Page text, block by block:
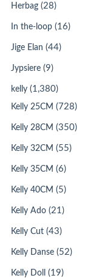
Herbag (28)
In the-loop (16)
Jige Elan (44)
Jypsiere (9)
kelly (1,380)
Kelly 25CM (728)
Kelly 28CM (350)
Kelly 32CM (55)
Kelly 35CM (6)
Kelly 40CM (5)
Kelly Ado (21)
Kelly Cut (43)
Kelly Danse (52)
Kelly Doll (19)